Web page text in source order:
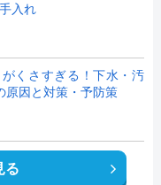
入れ
くさすぎる！下水・汚
原因と対策・予防策
る